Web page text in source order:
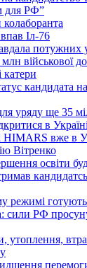
для РФ”
колаборанта
Іл-76
потужних
військової
катери
кандидата
уряду ще 35
в
вже в
Вітренко
освіти
режимі
сили РФ
утоплення,